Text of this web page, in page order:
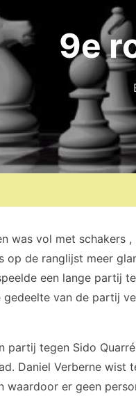
9e
was vol met
op de ranglijst meer
een lange partij
van de partij
partij tegen Sido
Daniel Verberne wist
waardoor er geen